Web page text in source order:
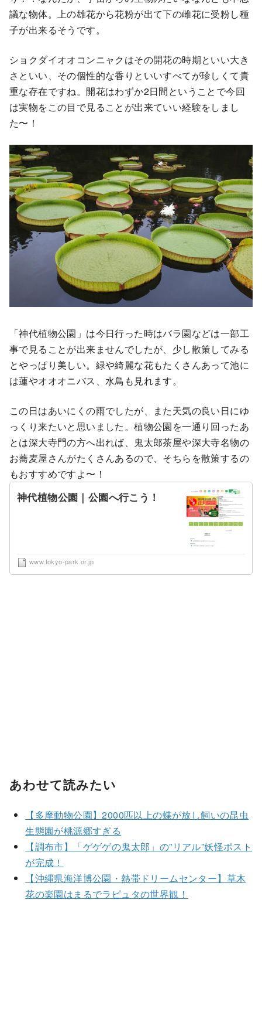
議な物体。上の雄花から花粉が出て下の雌花に受粉し種
子が出来るそうです。
ショクダイオオコンニャクはその開花の時期といい大き
さといい、その個性的な香りといいすべてが珍しくて貴
重な存在ですね。開花はわずか2日間ということで今回
は実物をこの目で見ることが出来ていい経験をしまし
た〜！
「神代植物公園」は今日行った時はバラ園などは一部工
事で見ることが出来ませんでしたが、少し散策してみる
とやっぱり美しい。緑や綺麗な花もたくさんあって池に
は蓮やオオオニバス、水鳥も見れます。
この日はあいにくの雨でしたが、また天気の良い日にゆ
っくり来たいと思いました。植物公園を一通り回ったあ
とは深大寺門の方へ出れば、鬼太郎茶屋や深大寺名物の
お蕎麦屋さんがたくさんあるので、そちらを散策するの
もおすすめですよ〜！
神代植物公園｜公園へ行こう！
www.tokyo-park.or.jp
あわせて読みたい
【多摩動物公園】2000匹以上の蝶が放し飼いの昆虫
生態園が桃源郷すぎる
【調布市】「ゲゲゲの鬼太郎」の”リアル”妖怪ポスト
が完成！
【沖縄県海洋博公園・熱帯ドリームセンター】草木
花の楽園はまるでラピュタの世界観！